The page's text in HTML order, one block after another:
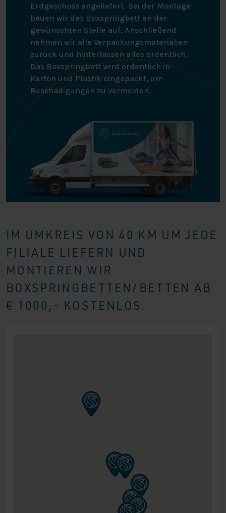
Erdgeschoss angeliefert. Bei der Montage
bauen wir das Boxspringbett an der
gewünschten Stelle auf. Anschließend
nehmen wir alle Verpackungsmaterialien
zurück und hinterlassen alles ordentlich.
Das Boxspringbett wird ordentlich in
Karton und Plastik eingepackt, um
Beschädigungen zu vermeiden.
IM UMKREIS VON 40 KM UM JEDE
FILIALE LIEFERN UND
MONTIEREN WIR
BOXSPRINGBETTEN/BETTEN AB
€ 1000,- KOSTENLOS.